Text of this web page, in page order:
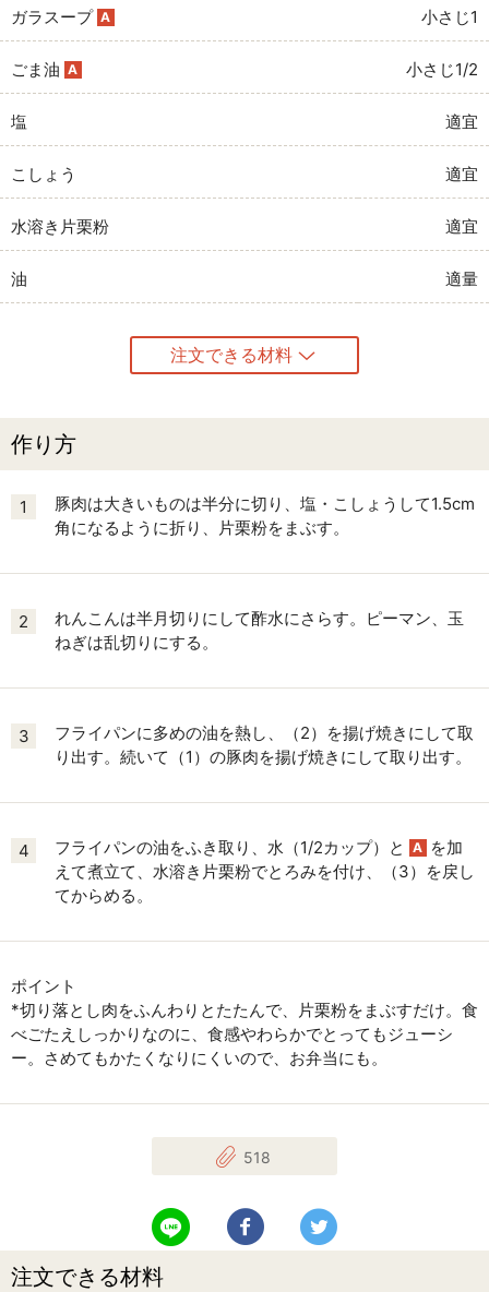
ガラスープ A 小さじ1
ごま油 A 小さじ1/2
塩 適宜
こしょう 適宜
水溶き片栗粉 適宜
油 適量
注文できる材料
作り方
1
豚肉は大きいものは半分に切り、塩・こしょうして1.5cm
角になるように折り、片栗粉をまぶす。
2
れんこんは半月切りにして酢水にさらす。ピーマン、玉
ねぎは乱切りにする。
3
フライパンに多めの油を熱し、（2）を揚げ焼きにして取
り出す。続いて（1）の豚肉を揚げ焼きにして取り出す。
4 フライパンの油をふき取り、水（1/2カップ）と A を加
えて煮立て、水溶き片栗粉でとろみを付け、（3）を戻し
てからめる。
ポイント
*切り落とし肉をふんわりとたたんで、片栗粉をまぶすだけ。食
べごたえしっかりなのに、食感やわらかでとってもジューシ
ー。さめてもかたくなりにくいので、お弁当にも。
518
LINEで送る Facebookでシェアする
注文できる材料